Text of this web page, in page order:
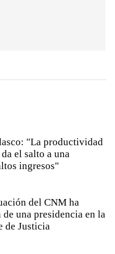
"La productividad
el salto a una
ingresos"
del CNM ha
una presidencia en la
de Justicia